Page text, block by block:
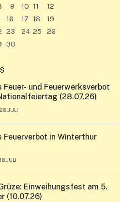
9 10 11
12
16 17 18
19
23 24 25
26
30
Feuer- und Feuerwerksverbot
(28.07.26)
28.JULI
Feuerverbot in Winterthur
18.JULI
Einweihungsfest am 5.
(10.07.26)